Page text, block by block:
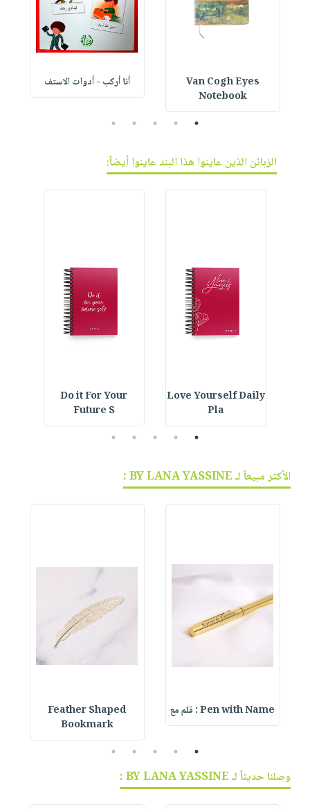
Van Cogh Eyes
Notebook
أنا أركب - أدوات الاستف
1
2
3
4
5
الزبائن الذين عاينوا هذا البند عاينوا أيضاً:
Love Yourself Daily
Pla
Do it For Your
Future S
1
2
3
4
5
الأكثر مبيعاً لـ BY LANA YASSINE :
Pen with Name : قلم مع
Feather Shaped
Bookmark
1
2
3
4
5
وصلنا حديثاً لـ BY LANA YASSINE :